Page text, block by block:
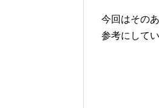
今回はその
参考にして